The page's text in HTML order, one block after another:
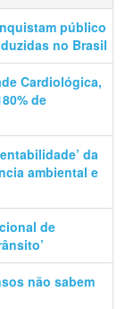
público
no Brasil
Cardiológica,
de
da
ambiental e
de
não sabem